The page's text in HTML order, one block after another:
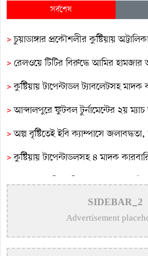
সর্বশেষ
>চুয়াডাঙ্গার প্রকৌশলীর কুষ্টিয়ায়
> রেলওয়ে টিটির বিরুদ্ধে আমির
>কুষ্টিয়ায় টাপেন্টাডল ট্যাবলেটসহ মাদক
>আব্দালপুরে ফুটবল টুর্নামেন্টের ২য় ম্যাচ
>অল্প বৃষ্টিতেই ইবি ক্যাম্পাসে জলাবদ্ধতা,
>কুষ্টিয়ায় টাপেন্টাডলসহ ৪ মাদক
>সমাজের সুবিধাবঞ্চিত মানুষের পাশে
দায়িত্ব: এমপি বাচ্চু মোল্লা
>
সাংবাদিক মোশারফের মা আর নেই
SIDEBAR_2
Advertisement